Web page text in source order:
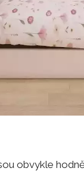
obvykle